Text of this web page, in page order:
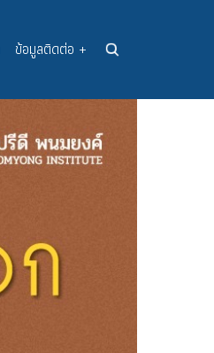
ข้อมูลติดต่อ +